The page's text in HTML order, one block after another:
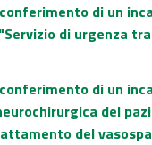
di un
di urgenza
di un
del
del